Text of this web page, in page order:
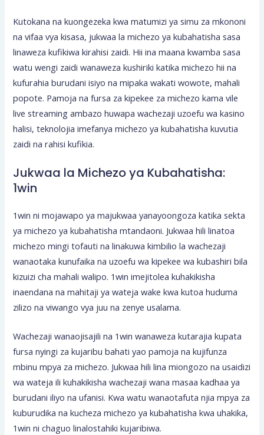
Kutokana na kuongezeka kwa matumizi ya simu za mkononi
na vifaa vya kisasa, jukwaa la michezo ya kubahatisha sasa
linaweza kufikiwa kirahisi zaidi. Hii ina maana kwamba sasa
watu wengi zaidi wanaweza kushiriki katika michezo hii na
kufurahia burudani isiyo na mipaka wakati wowote, mahali
popote. Pamoja na fursa za kipekee za michezo kama vile
live streaming ambazo huwapa wachezaji uzoefu wa kasino
halisi, teknolojia imefanya michezo ya kubahatisha kuvutia
zaidi na rahisi kufikia.
Jukwaa la Michezo ya Kubahatisha:
1win
1win ni mojawapo ya majukwaa yanayoongoza katika sekta
ya michezo ya kubahatisha mtandaoni. Jukwaa hili linatoa
michezo mingi tofauti na linakuwa kimbilio la wachezaji
wanaotaka kunufaika na uzoefu wa kipekee wa kubashiri bila
kizuizi cha mahali walipo. 1win imejitolea kuhakikisha
inaendana na mahitaji ya wateja wake kwa kutoa huduma
zilizo na viwango vya juu na zenye usalama.
Wachezaji wanaojisajili na 1win wanaweza kutarajia kupata
fursa nyingi za kujaribu bahati yao pamoja na kujifunza
mbinu mpya za michezo. Jukwaa hili lina miongozo na usaidizi
wa wateja ili kuhakikisha wachezaji wana masaa kadhaa ya
burudani iliyo na ufanisi. Kwa watu wanaotafuta njia mpya za
kuburudika na kucheza michezo ya kubahatisha kwa uhakika,
1win ni chaguo linalostahiki kujaribiwa.